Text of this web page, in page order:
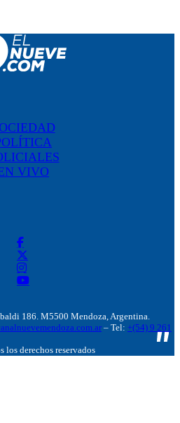
VIVO
186. M5500 Mendoza, Argentina.
– Tel: +(54) 9 261
derechos reservados